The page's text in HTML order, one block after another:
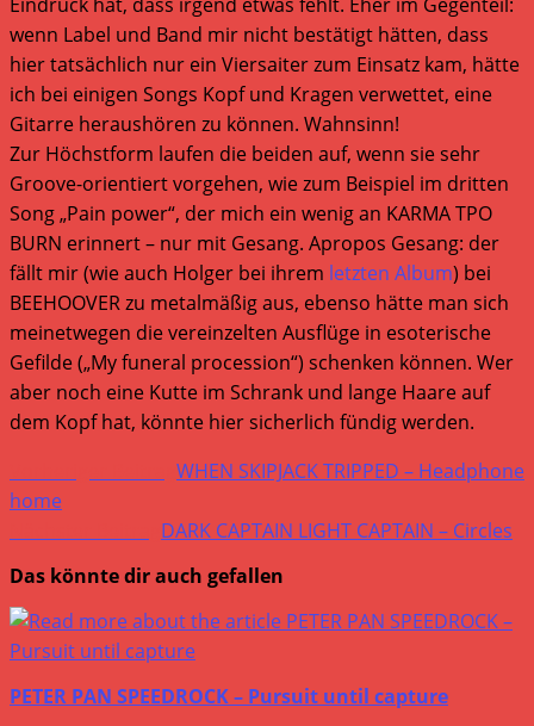
wenn Label und Band mir nicht bestätigt hätten, dass
hier tatsächlich nur ein Viersaiter zum Einsatz kam, hätte
ich bei einigen Songs Kopf und Kragen verwettet, eine
Gitarre heraushören zu können. Wahnsinn!
Zur Höchstform laufen die beiden auf, wenn sie sehr
Groove-orientiert vorgehen, wie zum Beispiel im dritten
Song „Pain power“, der mich ein wenig an KARMA TPO
BURN erinnert – nur mit Gesang. Apropos Gesang: der
fällt mir (wie auch Holger bei ihrem letzten Album) bei
BEEHOOVER zu metalmäßig aus, ebenso hätte man sich
meinetwegen die vereinzelten Ausflüge in esoterische
Gefilde („My funeral procession“) schenken können. Wer
aber noch eine Kutte im Schrank und lange Haare auf
dem Kopf hat, könnte hier sicherlich fündig werden.
Weitere
Artikel
ansehen
WHEN SKIPJACK TRIPPED – Headphone
home
DARK CAPTAIN LIGHT CAPTAIN – Circles
Das könnte dir auch gefallen
PETER PAN SPEEDROCK – Pursuit until capture